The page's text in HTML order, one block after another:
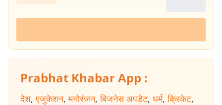
Prabhat Khabar App :
देश, एजुकेशन, मनोरंजन, बिजनेस अपडेट, धर्म, क्रिकेट,